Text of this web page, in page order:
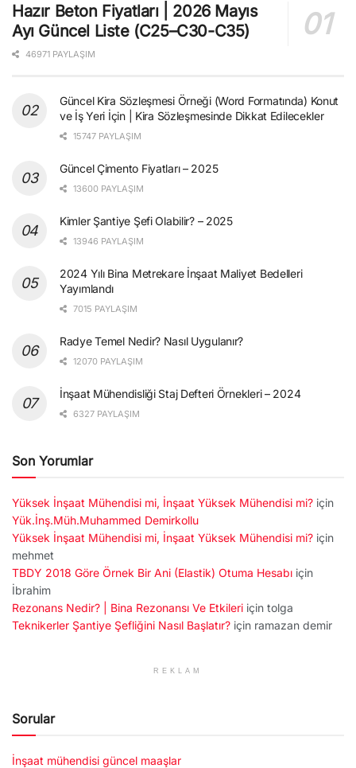
Hazır Beton Fiyatları | 2026 Mayıs
Ayı Güncel Liste (C25–C30-C35)
46971 PAYLAŞIM
Güncel Kira Sözleşmesi Örneği (Word Formatında) Konut
ve İş Yeri İçin | Kira Sözleşmesinde Dikkat Edilecekler
15747 PAYLAŞIM
Güncel Çimento Fiyatları – 2025
13600 PAYLAŞIM
Kimler Şantiye Şefi Olabilir? – 2025
13946 PAYLAŞIM
2024 Yılı Bina Metrekare İnşaat Maliyet Bedelleri
Yayımlandı
7015 PAYLAŞIM
Radye Temel Nedir? Nasıl Uygulanır?
12070 PAYLAŞIM
İnşaat Mühendisliği Staj Defteri Örnekleri – 2024
6327 PAYLAŞIM
Son Yorumlar
Yüksek İnşaat Mühendisi mi, İnşaat Yüksek Mühendisi mi? için
Yük.İnş.Müh.Muhammed Demirkollu
Yüksek İnşaat Mühendisi mi, İnşaat Yüksek Mühendisi mi? için
mehmet
TBDY 2018 Göre Örnek Bir Ani (Elastik) Otuma Hesabı için
İbrahim
Rezonans Nedir? | Bina Rezonansı Ve Etkileri için tolga
Teknikerler Şantiye Şefliğini Nasıl Başlatır? için ramazan demir
REKLAM
Sorular
İnşaat mühendisi güncel maaşlar